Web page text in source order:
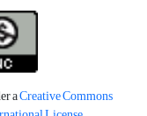
aCreative Commons